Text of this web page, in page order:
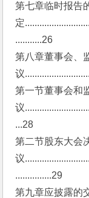
第七章临时报告
定
...........26
第八章董事会、
议
第一节董事会和
议
...28
第二节股东大会
议
...............29
第九章应披露的